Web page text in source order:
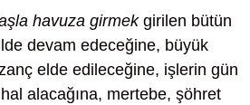
havuza girmekgirilen bütün
devam edeceğine, büyük
elde edileceğine, işlerin gün
alacağına, mertebe, şöhret